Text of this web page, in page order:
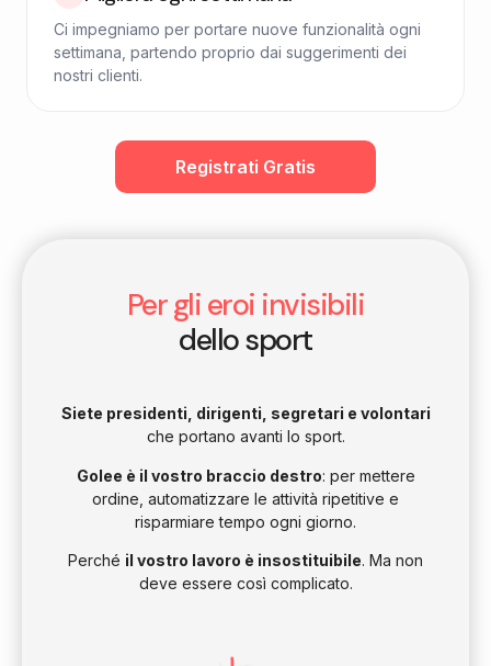
Ci impegniamo per portare nuove funzionalità ogni
settimana, partendo proprio dai suggerimenti dei
nostri clienti.
Registrati Gratis
Per gli eroi invisibili
dello sport
Siete presidenti, dirigenti, segretari e volontari
che portano avanti lo sport.
Golee è il vostro braccio destro: per mettere
ordine, automatizzare le attività ripetitive e
risparmiare tempo ogni giorno.
Perché il vostro lavoro è insostituibile. Ma non
deve essere così complicato.